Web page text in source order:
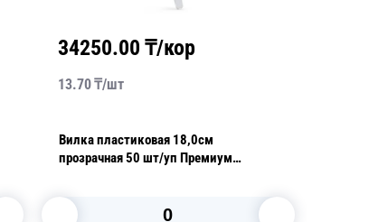
34250.00 ₸/кор
13.70₸/шт
Вилка пластиковая 18,0см
прозрачная 50 шт/уп Премиум